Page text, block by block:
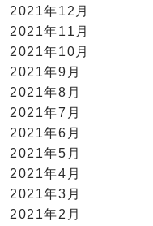
2021年12月
2021年11月
2021年10月
2021年9月
2021年8月
2021年7月
2021年6月
2021年5月
2021年4月
2021年3月
2021年2月